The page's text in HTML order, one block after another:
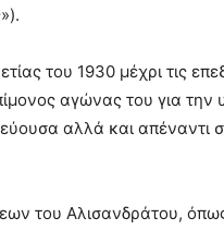
του 1930 μέχρι τις
αγώνας του για την
αλλά και απέναντι
του Αλισανδράτου,